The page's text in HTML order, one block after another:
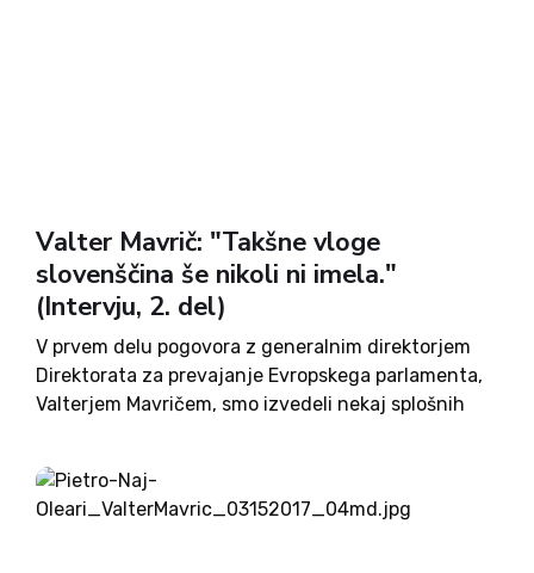
Valter Mavrič: "Takšne vloge
slovenščina še nikoli ni imela."
(Intervju, 2. del)
V prvem delu pogovora z generalnim direktorjem
Direktorata za prevajanje Evropskega parlamenta,
Valterjem Mavričem, smo izvedeli nekaj splošnih
pogovora pa več besede teče o konkretnih
stvareh. Danes vam pri prevajanju pomaga
tehnologija. Ali...